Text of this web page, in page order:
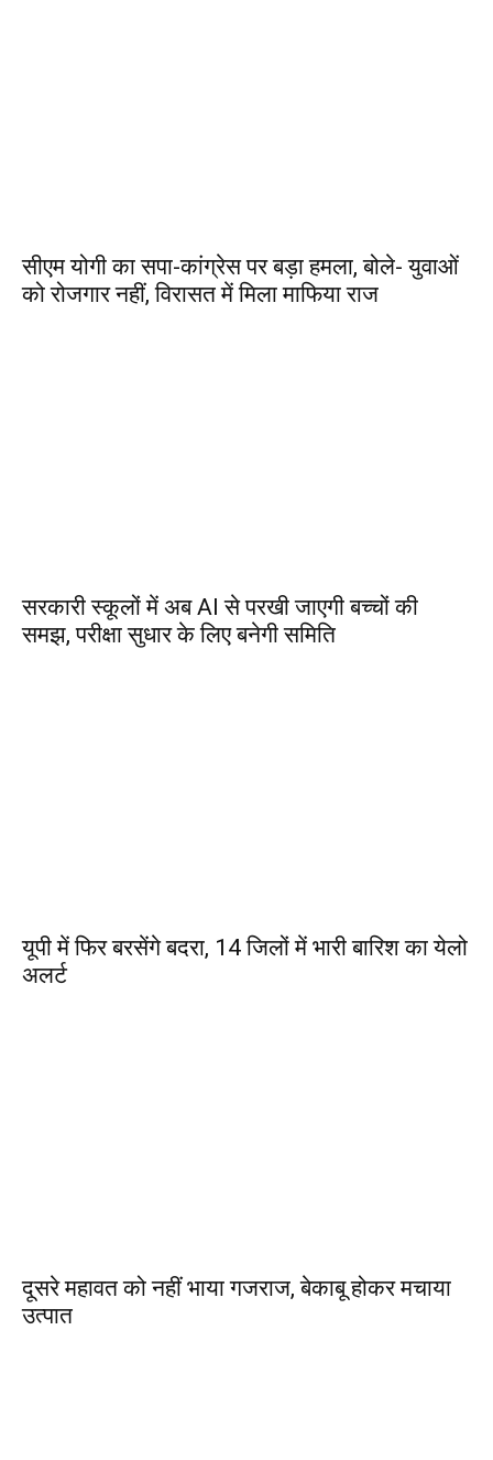
सीएम योगी का सपा-कांग्रेस पर बड़ा हमला, बोले- युवाओं
को रोजगार नहीं, विरासत में मिला माफिया राज
सरकारी स्कूलों में अब AI से परखी जाएगी बच्चों की
समझ, परीक्षा सुधार के लिए बनेगी समिति
यूपी में फिर बरसेंगे बदरा, 14 जिलों में भारी बारिश का येलो
अलर्ट
दूसरे महावत को नहीं भाया गजराज, बेकाबू होकर मचाया
उत्पात